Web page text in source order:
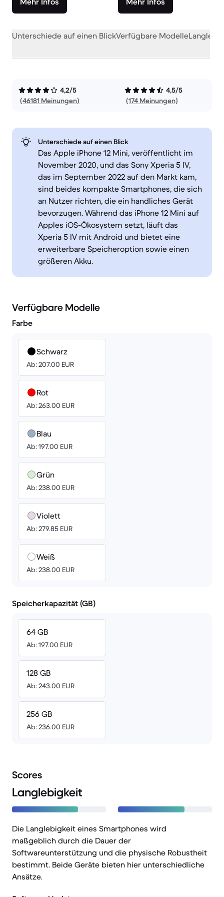
Unterschiede auf einen BlickVerfügbare Modelle
4,2/5
(46181 Meinungen)
4,5/5
(174 Meinungen)
Unterschiede auf einen Blick
Das Apple iPhone 12 Mini, veröffentlicht im
November 2020, und das Sony Xperia 5 IV,
das im September 2022 auf den Markt kam,
sind beides kompakte Smartphones, die sich
an Nutzer richten, die ein handliches Gerät
bevorzugen. Während das iPhone 12 Mini auf
Apples iOS-Ökosystem setzt, läuft das
Xperia 5 IV mit Android und bietet eine
erweiterbare Speicheroption sowie einen
größeren Akku.
Verfügbare Modelle
Farbe
Schwarz
Ab: 207.00 EUR
Rot
Ab: 263.00 EUR
Blau
Ab: 197.00 EUR
Grün
Ab: 238.00 EUR
Violett
Ab: 279.85 EUR
Weiß
Ab: 238.00 EUR
Speicherkapazität (GB)
64 GB
Ab: 197.00 EUR
128 GB
Ab: 243.00 EUR
256 GB
Ab: 236.00 EUR
Scores
Langlebigkeit
Die Langlebigkeit eines Smartphones wird
maßgeblich durch die Dauer der
Softwareunterstützung und die physische Robustheit
bestimmt. Beide Geräte bieten hier unterschiedliche
Ansätze.